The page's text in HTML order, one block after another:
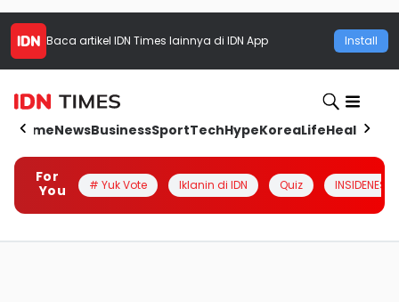
Baca artikel IDN Times lainnya di IDN App Install
HomeNewsBusinessSportTechHypeKoreaLifeHealth
For
You
# Yuk Vote Iklanin di IDN Quiz INSIDENESIA